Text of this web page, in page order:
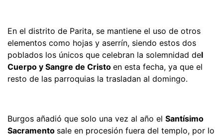
En el distrito de Parita, se mantiene el uso de otros
elementos como hojas y aserrín, siendo estos dos
poblados los únicos que celebran la solemnidad del
Cuerpo y Sangre de Cristo en esta fecha, ya que el
resto de las parroquias la trasladan al domingo.
Burgos añadió que solo una vez al año el Santísimo
Sacramento sale en procesión fuera del templo, por lo